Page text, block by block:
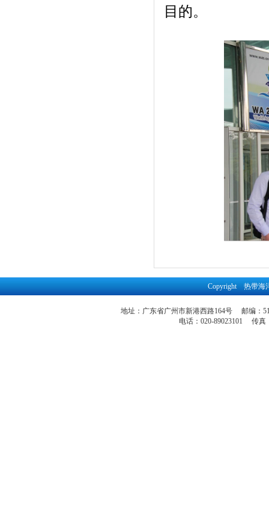
目的。
Copyright 热带海
地址：广东省广州市新港西路164号 邮编：
电话：020-89023101 传真